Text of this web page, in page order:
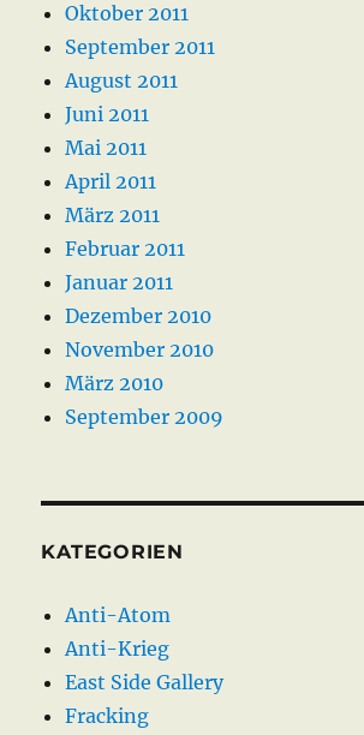
Oktober 2011
September 2011
August 2011
Juni 2011
Mai 2011
April 2011
März 2011
Februar 2011
Januar 2011
Dezember 2010
November 2010
März 2010
September 2009
KATEGORIEN
Anti-Atom
Anti-Krieg
East Side Gallery
Fracking